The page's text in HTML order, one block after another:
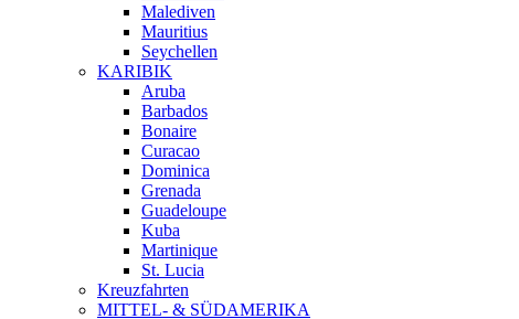
Malediven
Mauritius
Seychellen
KARIBIK
Aruba
Barbados
Bonaire
Curacao
Dominica
Grenada
Guadeloupe
Kuba
Martinique
St. Lucia
Kreuzfahrten
MITTEL- & SÜDAMERIKA